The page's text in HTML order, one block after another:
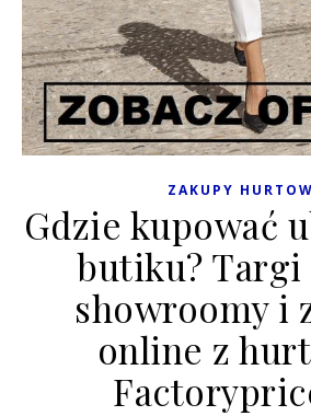
ZAKUPY
Gdzie kupować
butiku? Targi
showroomy i
online z